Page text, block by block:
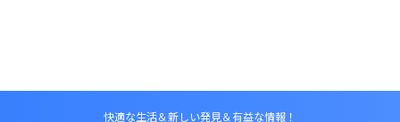
快適な生活＆新しい発見＆有益な情報！